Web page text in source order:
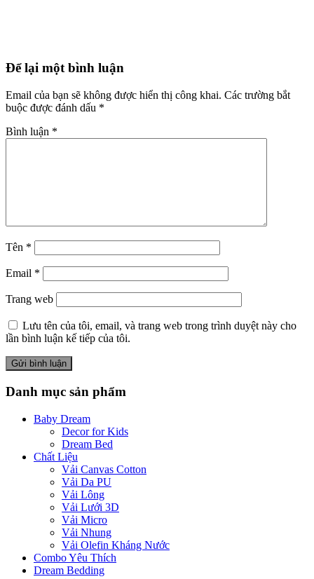
Để lại một bình luận
Email của bạn sẽ không được hiển thị công khai. Các trường bắt
buộc được đánh dấu *
Bình luận *
Tên *
Email *
Trang web
Lưu tên của tôi, email, và trang web trong trình duyệt này cho
lần bình luận kế tiếp của tôi.
Danh mục sản phẩm
Baby Dream
Decor for Kids
Dream Bed
Chất Liệu
Vải Canvas Cotton
Vải Da PU
Vải Lông
Vải Lưới 3D
Vải Micro
Vải Nhung
Vải Olefin Kháng Nước
Combo Yêu Thích
Dream Bedding